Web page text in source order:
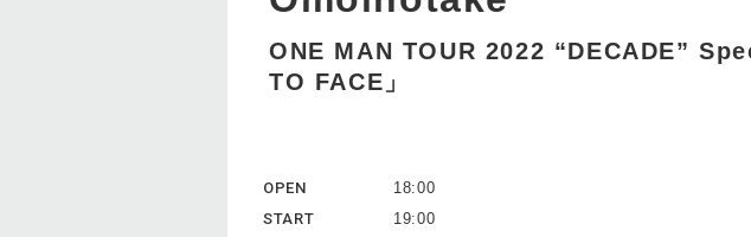
ONE MAN TOUR 2022 “DECADE”
TO FACE」
OPEN
18:00
START
19:00